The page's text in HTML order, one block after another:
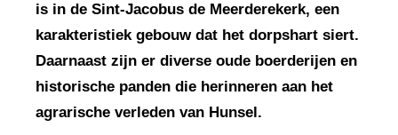
is in de Sint-Jacobus de Meerderekerk, een
karakteristiek gebouw dat het dorpshart siert.
Daarnaast zijn er diverse oude boerderijen en
historische panden die herinneren aan het
agrarische verleden van Hunsel.